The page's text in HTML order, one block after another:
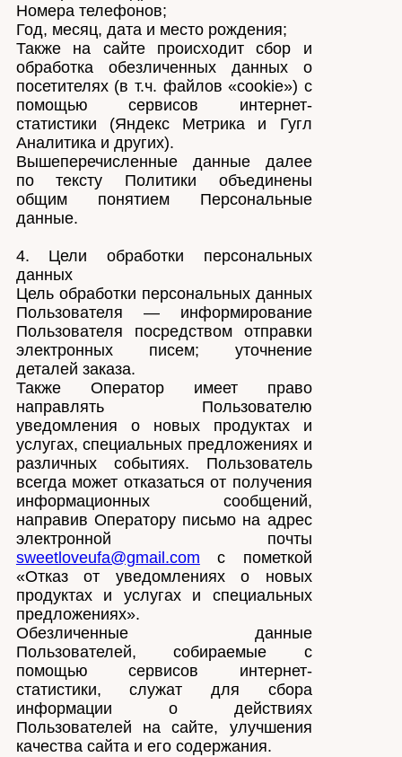
Номера телефонов;
Год, месяц, дата и место рождения;
Также на сайте происходит сбор и
обработка обезличенных данных о
посетителях (в т.ч. файлов «cookie») с
помощью сервисов интернет-
статистики (Яндекс Метрика и Гугл
Аналитика и других).
Вышеперечисленные данные далее
по тексту Политики объединены
общим понятием Персональные
данные.
4. Цели обработки персональных
данных
Цель обработки персональных данных
Пользователя — информирование
Пользователя посредством отправки
электронных писем; уточнение
деталей заказа.
Также Оператор имеет право
направлять Пользователю
уведомления о новых продуктах и
услугах, специальных предложениях и
различных событиях. Пользователь
всегда может отказаться от получения
информационных сообщений,
направив Оператору письмо на адрес
электронной почты
sweetloveufa@gmail.com с пометкой
«Отказ от уведомлениях о новых
продуктах и услугах и специальных
предложениях».
Обезличенные данные
Пользователей, собираемые с
помощью сервисов интернет-
статистики, служат для сбора
информации о действиях
Пользователей на сайте, улучшения
качества сайта и его содержания.